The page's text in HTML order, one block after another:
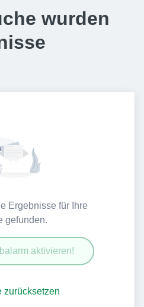
wurden
Ergebnisse für Ihre
gefunden.
aktivieren!
zurücksetzen